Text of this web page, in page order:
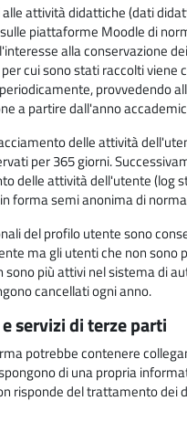
attività didattiche (dati
piattaforme Moodle di
alla conservazione
cui sono stati raccolti viene
provvedendo
a partire dall'anno
delle attività
per 365 giorni.
delle attività dell'utente (log
forma semi anonima di
del profilo utente sono
ma gli utenti che non sono
sono più attivi nel sistema di
cancellati ogni anno.
servizi di terze parti
potrebbe contenere
di una propria
risponde del trattamento dei